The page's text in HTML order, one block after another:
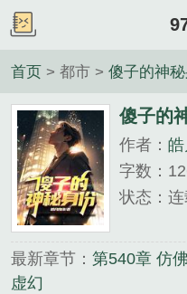
首页 > 都市 > 傻子的神
傻子的
作者：
字数：
状态：连
最新章节： 第540章 仿
虚幻